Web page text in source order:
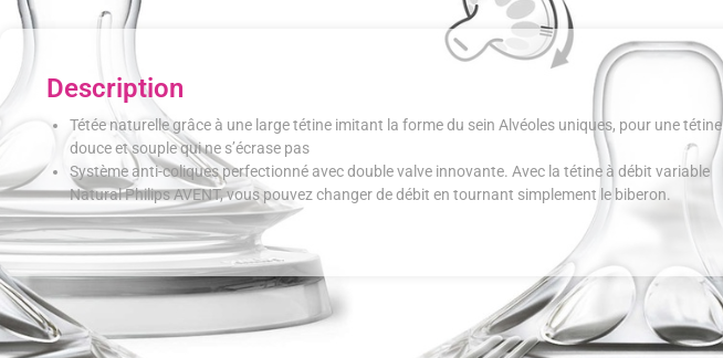
Description
Tétée naturelle grâce à une large tétine imitant la forme du sein Alvéoles uniques, pour une tétine
douce et souple qui ne s’écrase pas
Système anti-coliques perfectionné avec double valve innovante. Avec la tétine à débit variable
Natural Philips AVENT, vous pouvez changer de débit en tournant simplement le biberon.